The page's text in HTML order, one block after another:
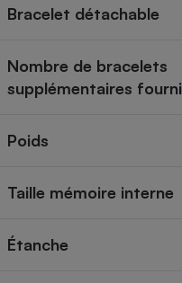
Bracelet détachable
Nombre de bracelets
supplémentaires
Poids
Taille mémoire interne
Étanche